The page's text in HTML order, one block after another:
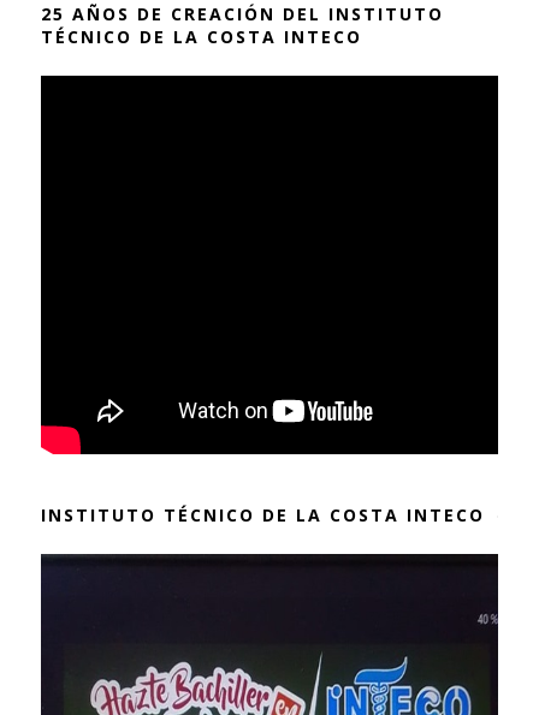
25 AÑOS DE CREACIÓN DEL INSTITUTO
TÉCNICO DE LA COSTA INTECO
INSTITUTO TÉCNICO DE LA COSTA INTECO